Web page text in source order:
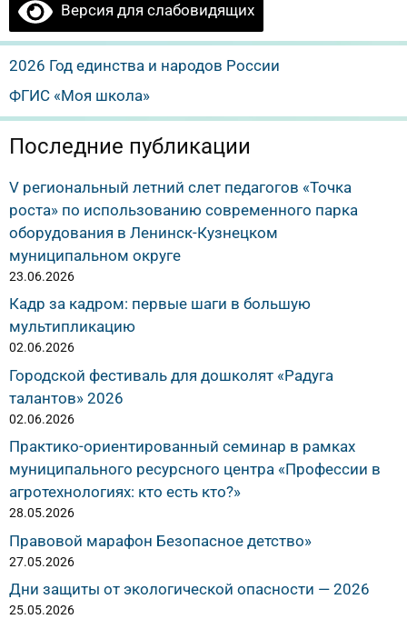
Версия для слабовидящих
2026 Год единства и народов России
ФГИС «Моя школа»
Последние публикации
V региональный летний слет педагогов «Точка
роста» по использованию современного парка
оборудования в Ленинск-Кузнецком
муниципальном округе
23.06.2026
Кадр за кадром: первые шаги в большую
мультипликацию
02.06.2026
Городской фестиваль для дошколят «Радуга
талантов» 2026
02.06.2026
Практико-ориентированный семинар в рамках
муниципального ресурсного центра «Профессии в
агротехнологиях: кто есть кто?»
28.05.2026
Правовой марафон Безопасное детство»
27.05.2026
Дни защиты от экологической опасности — 2026
25.05.2026